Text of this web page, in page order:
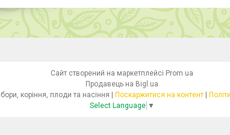
Сайт створений на маркетплейсі Prom.ua
Продавець на Bigl.ua
Health- Трав'яні збори, коріння, плоди та насіння | Поскаржитися на контент |
Select Language ▼